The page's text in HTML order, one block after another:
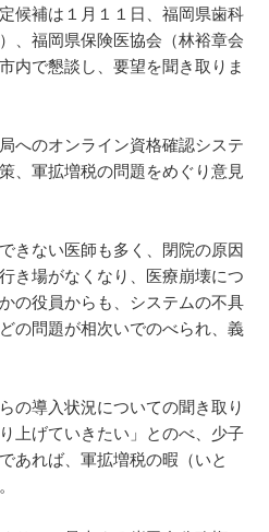
候補は１月１１日、福岡県歯科
、福岡県保険医協会（林裕章会
内で懇談し、要望を聞き取りま
へのオンライン資格確認システ
、軍拡増税の問題をめぐり意見
きない医師も多く、閉院の原因
き場がなくなり、医療崩壊につ
の役員からも、システムの不具
の問題が相次いでのべられ、義
の導入状況についての聞き取り
上げていきたい」とのべ、少子
あれば、軍拡増税の暇（いと